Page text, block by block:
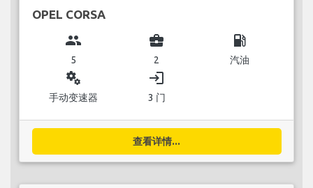
OPEL CORSA
group
5
business_center
2
local_gas_station
汽油
miscellaneous_services
手动变速器
login
3 门
查看详情...